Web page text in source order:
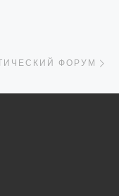
ФОРУМ